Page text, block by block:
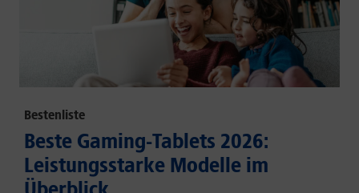
Bestenliste
Beste Gaming-Tablets 2026:
Leistungsstarke Modelle im